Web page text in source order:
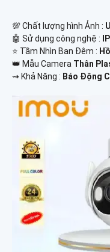
💯 Chất lượng hình Ảnh :
🤖️ Sử dụng công nghệ :
⭐ Tầm Nhìn Ban Đêm :
👑 Mẫu Camera Thân
️⇝ Khả Năng : Báo Động